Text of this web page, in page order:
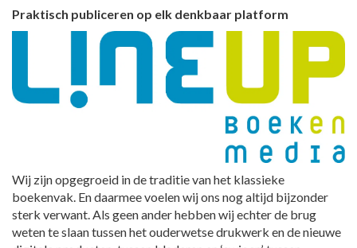
Praktisch publiceren op elk denkbaar platform
Wij zijn opgegroeid in de traditie van het klassieke
boekenvak. En daarmee voelen wij ons nog altijd bijzonder
sterk verwant. Als geen ander hebben wij echter de brug
weten te slaan tussen het ouderwetse drukwerk en de nieuwe